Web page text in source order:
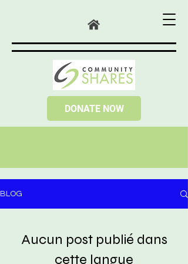
DONATE NOW
BLOG
Aucun post publié dans
cette langue